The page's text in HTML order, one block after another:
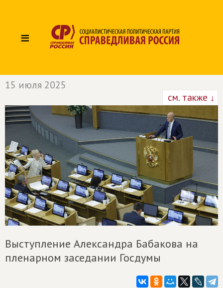
≡
15 июля 2025
см. также ↓
Выступление Александра Бабакова на
пленарном заседании Госдумы